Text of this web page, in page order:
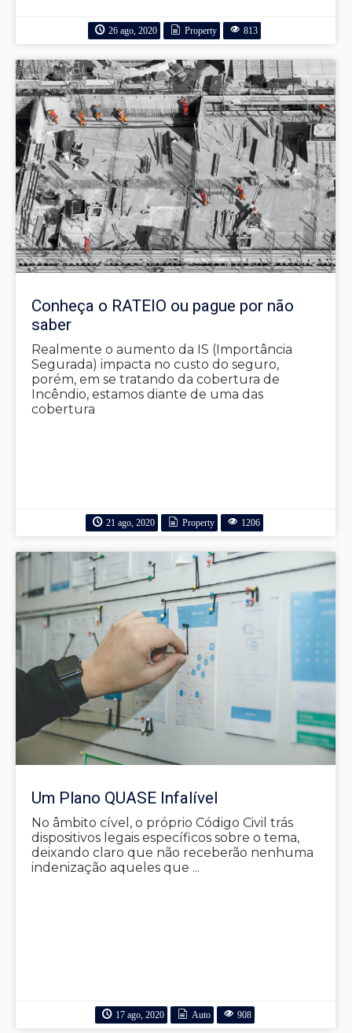
26 ago, 2020 Property 813
Conheça o RATEIO ou pague por não
saber
Realmente o aumento da IS (Importância
Segurada) impacta no custo do seguro,
porém, em se tratando da cobertura de
Incêndio, estamos diante de uma das
cobertura
21 ago, 2020 Property 1206
Um Plano QUASE Infalível
No âmbito cível, o próprio Código Civil trás
dispositivos legais específicos sobre o tema,
deixando claro que não receberão nenhuma
indenização aqueles que ...
17 ago, 2020 Auto 908